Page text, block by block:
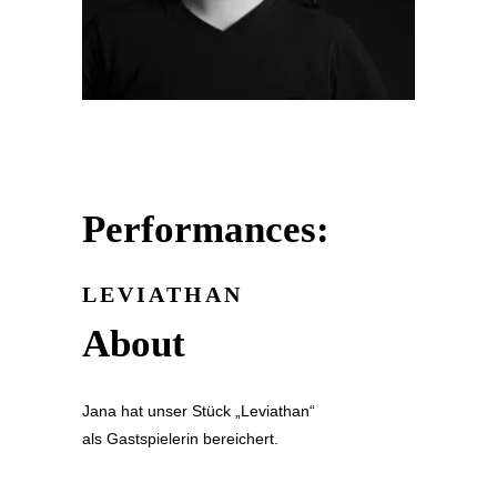
Performances:
LEVIA­THAN
About
Jana hat unser Stück „Leviathan“
als Gastspielerin bereichert.